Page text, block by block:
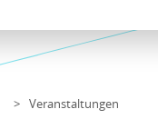
Veranstaltungen